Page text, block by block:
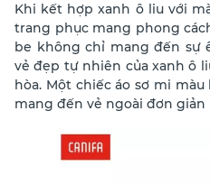
Khi kết hợp xanh ô liu với
trang phục mang phong
be không chỉ mang đến sự
vẻ đẹp tự nhiên của xanh ô
hòa. Một chiếc áo sơ mi
mang đến vẻ ngoài đơn